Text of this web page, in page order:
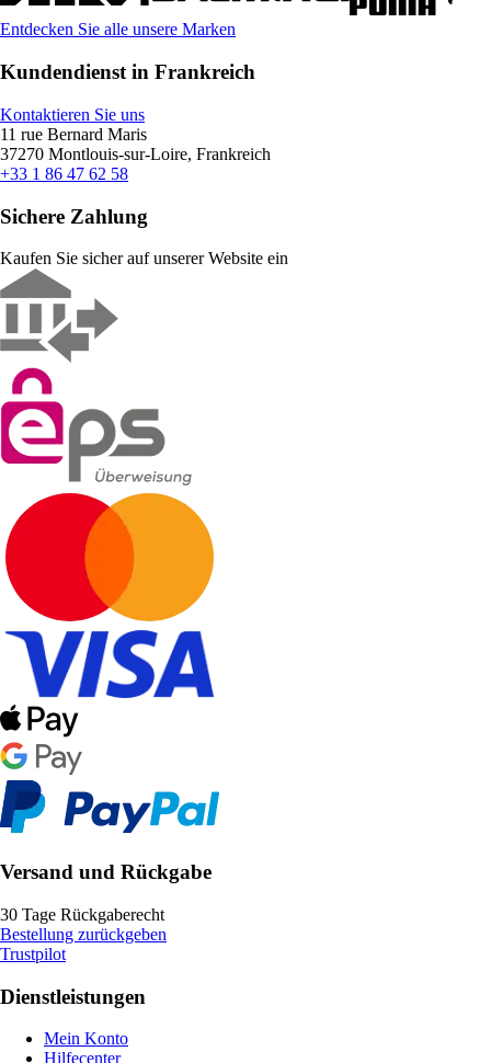
Entdecken Sie alle unsere Marken
Kundendienst in Frankreich
Kontaktieren Sie uns
11 rue Bernard Maris
37270 Montlouis-sur-Loire, Frankreich
+33 1 86 47 62 58
Sichere Zahlung
Kaufen Sie sicher auf unserer Website ein
Versand und Rückgabe
30 Tage Rückgaberecht
Bestellung zurückgeben
Trustpilot
Dienstleistungen
Mein Konto
Hilfecenter